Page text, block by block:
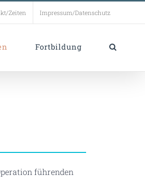
Zeiten Impressum/Datenschutz
Fortbildung
führenden